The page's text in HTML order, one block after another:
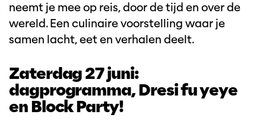
neemt je mee op reis, door de tijd en over de
wereld. Een culinaire voorstelling waar je
samen lacht, eet en verhalen deelt.
Zaterdag 27 juni:
dagprogramma, Dresi fu yeye
en Block Party!